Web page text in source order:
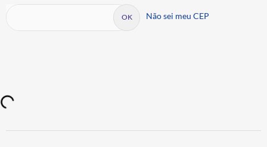
Não sei meu CEP